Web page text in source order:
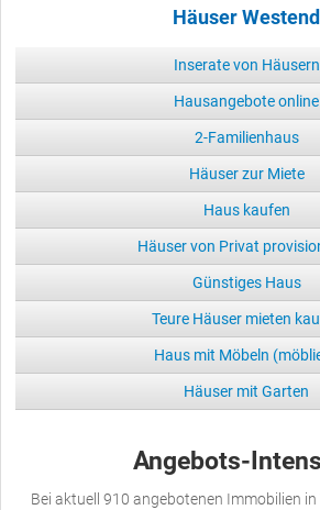
Häuser Westend
Inserate von Häusern
Hausangebote online
2-Familienhaus
Häuser zur Miete
Haus kaufen
Häuser von Privat
Günstiges Haus
Teure Häuser mieten
Haus mit Möbeln
Häuser mit Garten
Angebots-
Bei aktuell 910 angebotenen Immobilien